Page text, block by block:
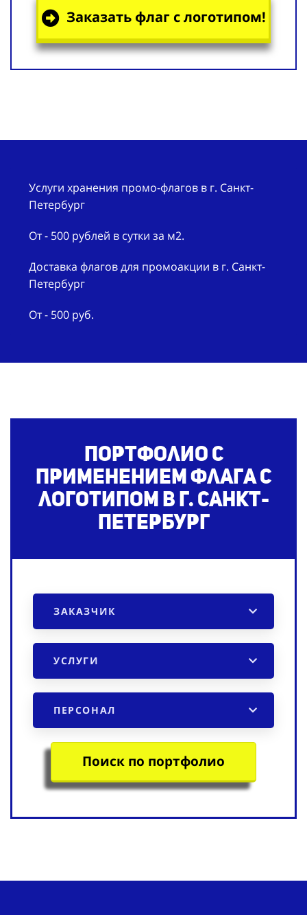
Заказать флаг с логотипом!
Услуги хранения промо-флагов в г. Санкт-
Петербург
От - 500 рублей в сутки за м2.
Доставка флагов для промоакции в г. Санкт-
Петербург
От - 500 руб.
Портфолио с
применением флага с
логотипомв г. Санкт-
Петербург
ЗАКАЗЧИК
УСЛУГИ
ПЕРСОНАЛ
Поиск по портфолио